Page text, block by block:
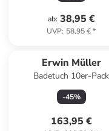
ab: 38,95 €
UVP: 58,95 €*
Erwin Müller
Badetuch 10er-Pack
Heidelberg in creme
-45%
163,95 €